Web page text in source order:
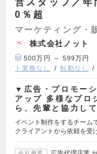
0％超
マーケティング・
株式会社ノット
500万円 ～ 599万円
ト業務なし
転勤なし
▼広告・プロモー
アップ 多様なプロ
ら、先輩と協力し
イベント制作をするチーム
クライアントから依頼を受
会社概要
広告代理店業